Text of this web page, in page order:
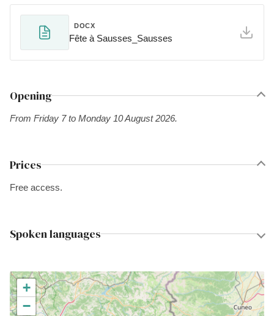
DOCX
Fête à Sausses_Sausses
Opening
From Friday 7 to Monday 10 August 2026.
Prices
Free access.
Spoken languages
+
−